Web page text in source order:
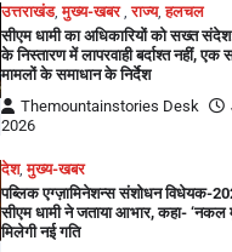
उत्तराखंड,मुख्य-खबर ,राज्य,हलचल
सीएम धामी का अधिकारियों को सख्त
के निस्तारण में लापरवाही बर्दाश्त नहीं, एक
मामलों के समाधान के निर्देश
Themountainstories Desk
2026
देश,मुख्य-खबर
पब्लिक एग्ज़ामिनेशन्स संशोधन विधेयक-
सीएम धामी ने जताया आभार, कहा- ‘नकल
मिलेगी नई गति